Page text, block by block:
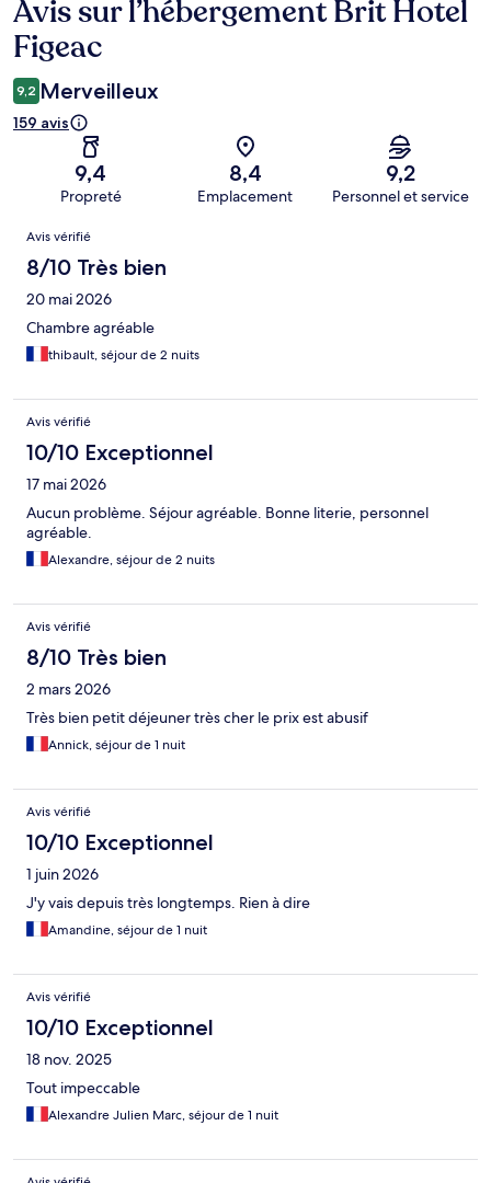
Avis
Avis sur l’hébergement Brit Hotel
Figeac
9,2 Merveilleux
159 avis
9,4
Propreté
8,4
Emplacement
9,2
Personnel et service
Avis
Avis vérifié
8/10 Très bien
20 mai 2026
Chambre agréable
thibault, séjour de 2 nuits
Avis vérifié
10/10 Exceptionnel
17 mai 2026
Aucun problème. Séjour agréable. Bonne literie, personnel
agréable.
Alexandre, séjour de 2 nuits
Avis vérifié
8/10 Très bien
2 mars 2026
Très bien petit déjeuner très cher le prix est abusif
Annick, séjour de 1 nuit
Avis vérifié
10/10 Exceptionnel
1 juin 2026
J'y vais depuis très longtemps. Rien à dire
Amandine, séjour de 1 nuit
Avis vérifié
10/10 Exceptionnel
18 nov. 2025
Tout impeccable
Alexandre Julien Marc, séjour de 1 nuit